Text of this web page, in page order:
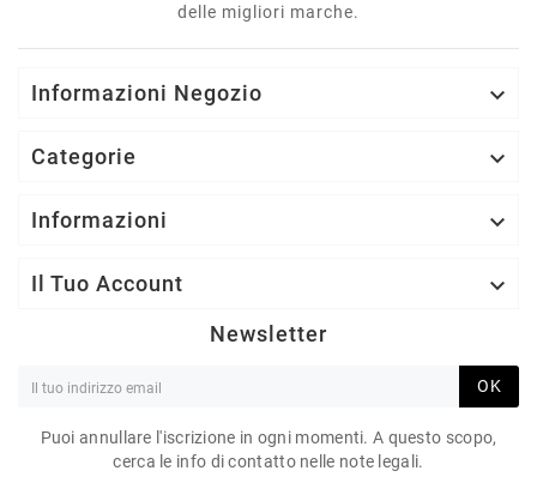
delle migliori marche.
Informazioni Negozio 
Categorie 
Informazioni 
Il Tuo Account 
Newsletter
OK
Puoi annullare l'iscrizione in ogni momenti. A questo scopo,
cerca le info di contatto nelle note legali.